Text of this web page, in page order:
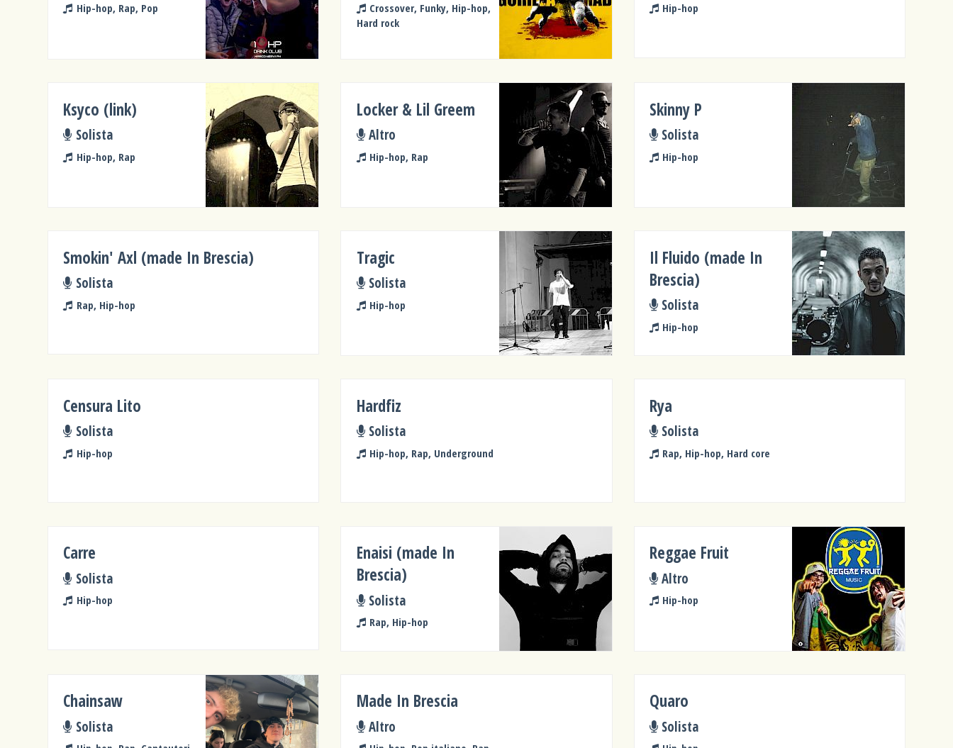
Hip-hop, Rap, Pop
Crossover, Funky, Hip-hop,
Hard rock
Hip-hop
Ksyco (link)
Solista
Hip-hop, Rap
Locker & Lil Greem
Altro
Hip-hop, Rap
Skinny P
Solista
Hip-hop
Smokin' Axl (made In Brescia)
Solista
Rap, Hip-hop
Tragic
Solista
Hip-hop
Il Fluido (made In
Brescia)
Solista
Hip-hop
Censura Lito
Solista
Hip-hop
Hardfiz
Solista
Hip-hop, Rap, Underground
Rya
Solista
Rap, Hip-hop, Hard core
Carre
Solista
Hip-hop
Enaisi (made In
Brescia)
Solista
Rap, Hip-hop
Reggae Fruit
Altro
Hip-hop
Chainsaw
Solista
Made In Brescia
Altro
Quaro
Solista